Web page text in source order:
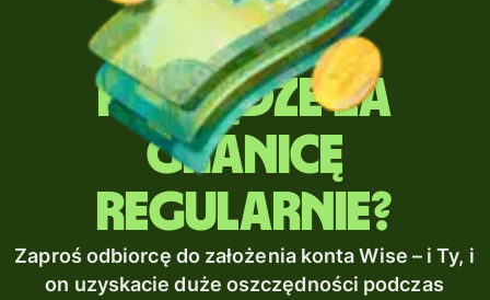
Wysyłasz
pieniądze za
granicę
regularnie?
Zaproś odbiorcę do założenia konta Wise – i Ty, i
on uzyskacie duże oszczędności podczas